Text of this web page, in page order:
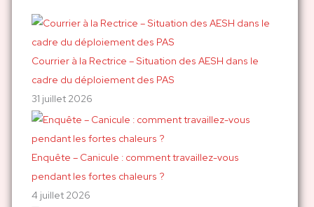
r
c
h
e
r
:
Courrier à la Rectrice – Situation des AESH dans le
cadre du déploiement des PAS
31 juillet 2026
Enquête – Canicule : comment travaillez-vous
pendant les fortes chaleurs ?
4 juillet 2026